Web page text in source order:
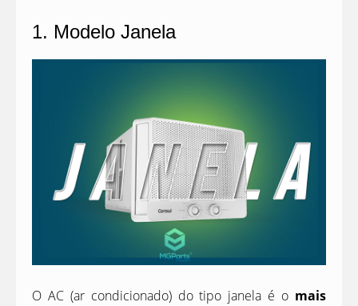
1. Modelo Janela
O AC (ar condicionado) do tipo janela é o mais